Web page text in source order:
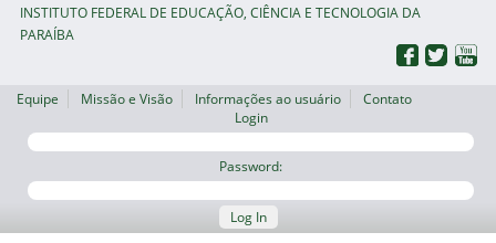
INSTITUTO FEDERAL DE EDUCAÇÃO, CIÊNCIA E TECNOLOGIA DA
PARAÍBA
Equipe Missão e Visão Informações ao usuário
Contato
Login
Password:
Log In